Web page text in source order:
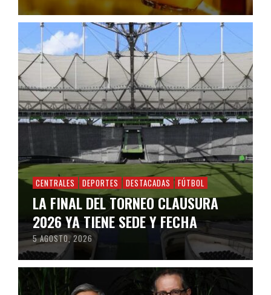
CENTRALES DEPORTES DESTACADAS FÚTBOL
LA FINAL DEL TORNEO CLAUSURA
2026 YA TIENE SEDE Y FECHA
5 AGOSTO, 2026